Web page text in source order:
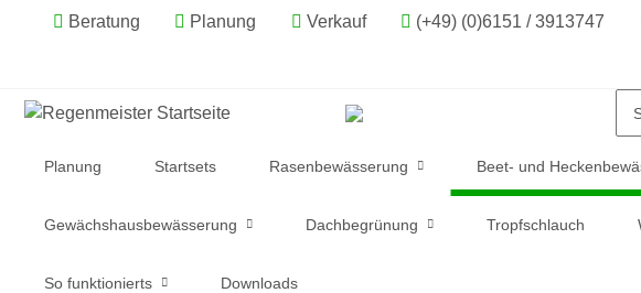
Beratung Planung Verkauf (+49) (0)6151 / 3913747
Planung Startsets Rasenbewässerung Beet- und
Gewächshausbewässerung Dachbegrünung Tropfschlauch
So funktionierts Downloads